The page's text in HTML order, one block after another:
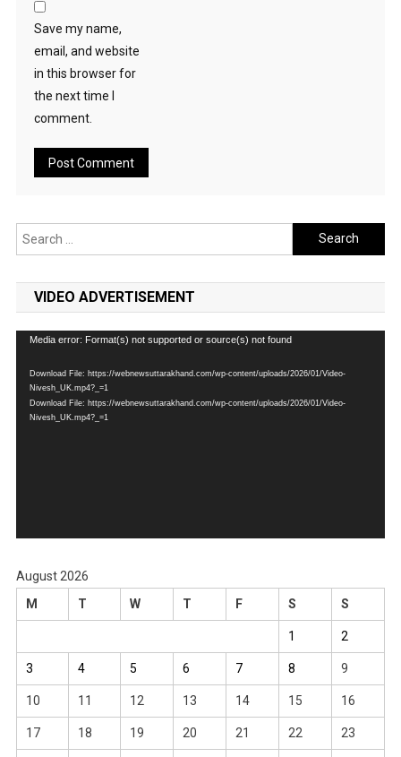
Save my name,
email, and website
in this browser for
the next time I
comment.
Search
for:
VIDEO ADVERTISEMENT
Video
Media error: Format(s) not supported or source(s) not found
Download File: https://webnewsuttarakhand.com/wp-content/uploads/2026/01/Video-
Nivesh_UK.mp4?_=1
Download File: https://webnewsuttarakhand.com/wp-content/uploads/2026/01/Video-
Nivesh_UK.mp4?_=1
August 2026
M
T W T F S S
1 2
3 4 5 6 7 8 9
10 11 12 13 14 15 16
17 18 19 20 21 22 23